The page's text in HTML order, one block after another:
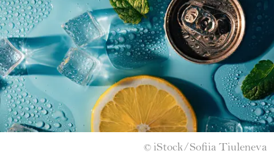
© iStock/Sofiia Tiuleneva